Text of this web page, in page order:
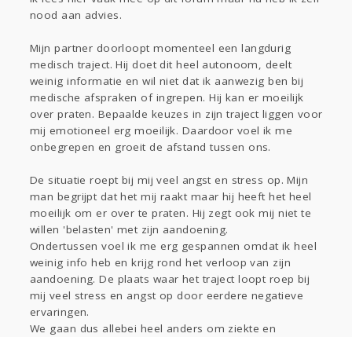
Lezen
nood aan advies.
Mijn partner doorloopt momenteel een langdurig
medisch traject. Hij doet dit heel autonoom, deelt
weinig informatie en wil niet dat ik aanwezig ben bij
medische afspraken of ingrepen. Hij kan er moeilijk
over praten. Bepaalde keuzes in zijn traject liggen voor
mij emotioneel erg moeilijk. Daardoor voel ik me
onbegrepen en groeit de afstand tussen ons.
De situatie roept bij mij veel angst en stress op. Mijn
man begrijpt dat het mij raakt maar hij heeft het heel
moeilijk om er over te praten. Hij zegt ook mij niet te
willen 'belasten' met zijn aandoening.
Ondertussen voel ik me erg gespannen omdat ik heel
weinig info heb en krijg rond het verloop van zijn
aandoening. De plaats waar het traject loopt roep bij
mij veel stress en angst op door eerdere negatieve
ervaringen.
We gaan dus allebei heel anders om ziekte en